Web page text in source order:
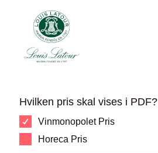
Hvilken pris skal vises i PDF?
Vinmonopolet Pris
Horeca Pris